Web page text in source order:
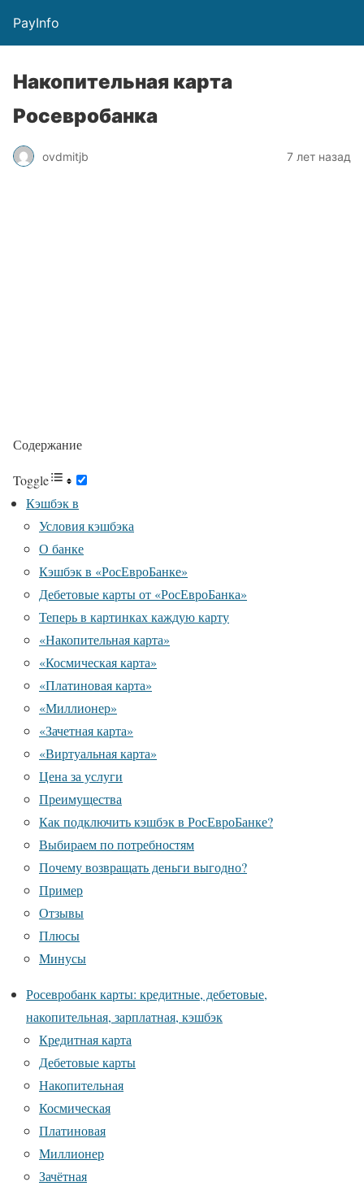
PayInfo
Накопительная карта
Росевробанка
ovdmitjb 7 лет назад
Содержание
Toggle
Кэшбэк в
Условия кэшбэка
О банке
Кэшбэк в «РосЕвроБанке»
Дебетовые карты от «РосЕвроБанка»
Теперь в картинках каждую карту
«Накопительная карта»
«Космическая карта»
«Платиновая карта»
«Миллионер»
«Зачетная карта»
«Виртуальная карта»
Цена за услуги
Преимущества
Как подключить кэшбэк в РосЕвроБанке?
Выбираем по потребностям
Почему возвращать деньги выгодно?
Пример
Отзывы
Плюсы
Минусы
Росевробанк карты: кредитные, дебетовые,
накопительная, зарплатная, кэшбэк
Кредитная карта
Дебетовые карты
Накопительная
Космическая
Платиновая
Миллионер
Зачётная